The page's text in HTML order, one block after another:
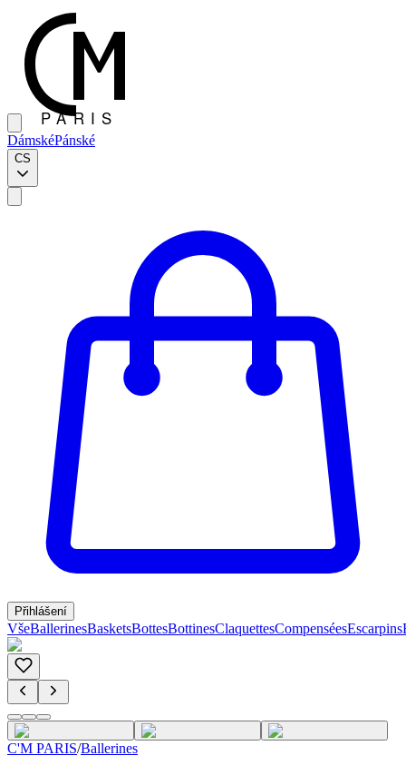
DámskéPánské
CS
Přihlášení
VšeBallerinesBasketsBottesBottinesClaquettesCompenséesEscarpins
C'M PARIS/Ballerines